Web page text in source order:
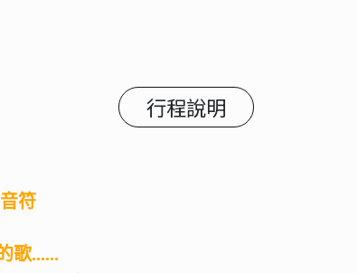
行程說明
符
......